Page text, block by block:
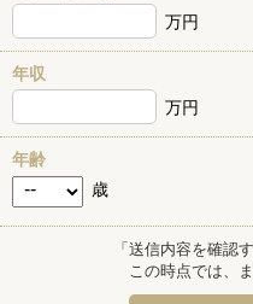
万円
年収
万円
年齢
歳
「送信内容を確認
この時点では、